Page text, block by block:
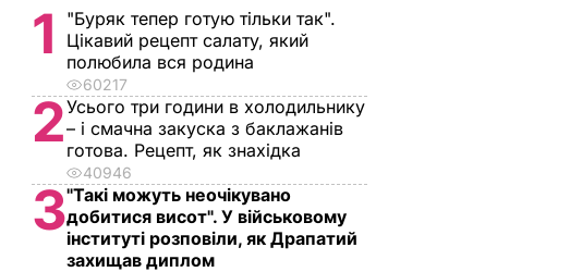
1
"Буряк тепер готую тільки так".
Цікавий рецепт салату, який
полюбила вся родина
60217
2Усього три години в холодильнику
– і смачна закуска з баклажанів
готова. Рецепт, як знахідка
40946
3"Такі можуть неочікувано
добитися висот". У військовому
інституті розповіли, як Драпатий
захищав диплом